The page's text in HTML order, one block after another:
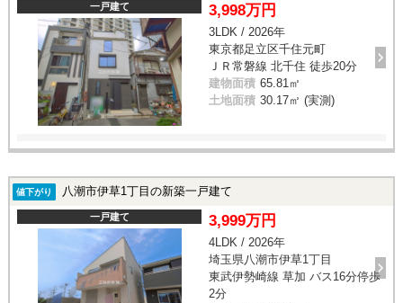
一戸建て 3,998万円
3LDK / 2026年
東京都足立区千住元町
ＪＲ常磐線 北千住 徒歩20分
建物面積 65.81㎡
土地面積 30.17㎡ (実測)
値下がり 八潮市伊草1丁目の新築一戸建て
一戸建て 3,999万円
4LDK / 2026年
埼玉県八潮市伊草1丁目
東武伊勢崎線 草加 バス16分停歩
2分